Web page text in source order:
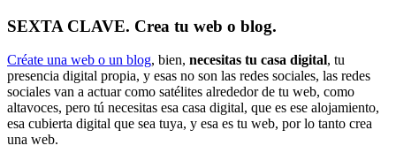
SEXTA CLAVE. Crea tu web o blog.
Créate una web o un blog, bien, necesitas tu casa digital, tu
presencia digital propia, y esas no son las redes sociales, las redes
sociales van a actuar como satélites alrededor de tu web, como
altavoces, pero tú necesitas esa casa digital, que es ese alojamiento,
esa cubierta digital que sea tuya, y esa es tu web, por lo tanto crea
una web.